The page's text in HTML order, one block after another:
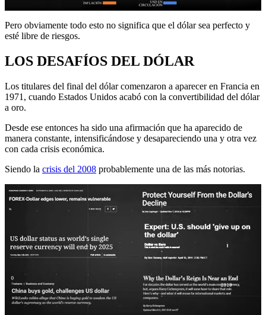
Pero obviamente todo esto no significa que el dólar sea perfecto y
esté libre de riesgos.
LOS DESAFÍOS DEL DÓLAR
Los titulares del final del dólar comenzaron a aparecer en Francia en
1971, cuando Estados Unidos acabó con la convertibilidad del dólar
a oro.
Desde ese entonces ha sido una afirmación que ha aparecido de
manera constante, intensificándose y desapareciendo una y otra vez
con cada crisis económica.
Siendo la crisis del 2008 probablemente una de las más notorias.